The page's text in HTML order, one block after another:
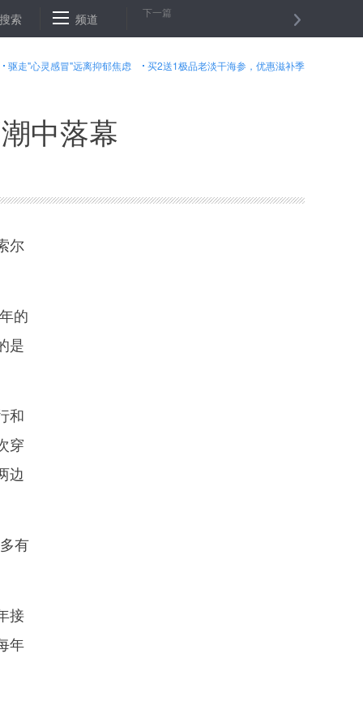
最高法：十八大以来纠正重大刑事冤假错案34起 教育部新政引热
搜索 频道 下一篇
驱走"心灵感冒"远离抑郁焦虑 买2送1极品老淡干海参，优惠滋补季
中落幕
尔
的
是
和
穿
边
有
接
年